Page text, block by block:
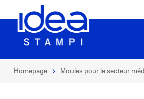
Homepage Moules pour le secteur